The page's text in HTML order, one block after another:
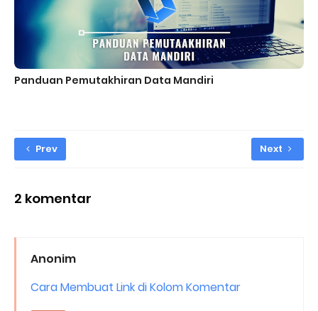
Panduan Pemutakhiran Data Mandiri
Prev Next
2 komentar
Anonim
Cara Membuat Link di Kolom Komentar